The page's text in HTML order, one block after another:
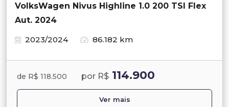
VolksWagen Nivus Highline 1.0 200 TSI Flex
Aut. 2024
2023/2024
86.182 km
de R$ 118.500 por R$ 114.900
Ver mais